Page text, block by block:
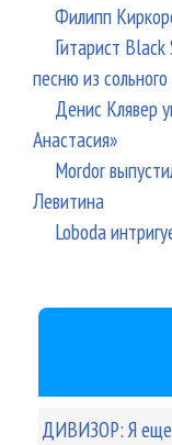
Филипп
Гитарист
песню из
Денис Клявер
Анастасия»
Mordor
Левитина
Loboda
ДИВИЗОР: Я еще